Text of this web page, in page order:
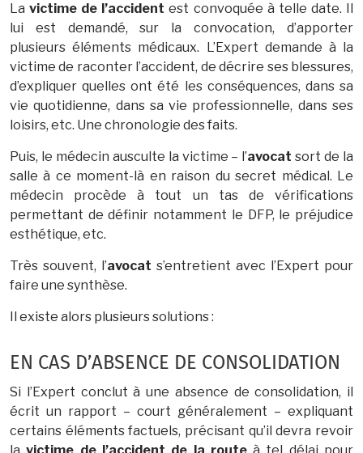
Lavictime de l’accident est convoquée à telle date. Il
lui est demandé, sur la convocation, d’apporter
plusieurs éléments médicaux. L’Expert demande à la
victime de raconter l’accident, de décrire ses blessures,
d’expliquer quelles ont été les conséquences, dans sa
vie quotidienne, dans sa vie professionnelle, dans ses
loisirs, etc. Une chronologie des faits.
Puis, le médecin ausculte la victime – l’avocat sort de la
salle à ce moment-là en raison du secret médical. Le
médecin procède à tout un tas de vérifications
permettant de définir notamment le DFP, le préjudice
esthétique, etc.
Très souvent, l’avocat s’entretient avec l’Expert pour
faire une synthèse.
Il existe alors plusieurs solutions :
EN CAS D’ABSENCE DE CONSOLIDATION
Si l’Expert conclut à une absence de consolidation, il
écrit un rapport – court généralement – expliquant
certains éléments factuels, précisant qu’il devra revoir